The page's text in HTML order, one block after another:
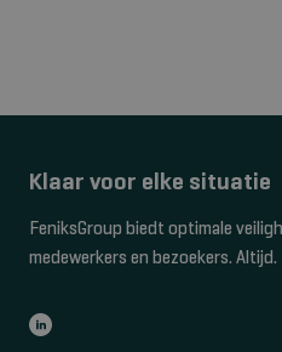
Klaar voor elke situatie
FeniksGroup biedt optimale
medewerkers en bezoekers. Altijd.